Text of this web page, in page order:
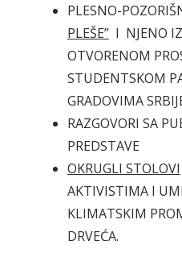
PLESNO-
PLEŠE”I NJENO
OTVORENOM
STUDENTSKOM
GRADOVIMA
RAZGOVORI SA
PREDSTAVE
OKRUGLI STOLOVI
AKTIVISTIMA I
KLIMATSKIM
DRVEĆA.